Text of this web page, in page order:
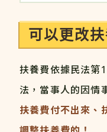
可以更改
扶養費依據民法第
法，當事人的因情
扶養費付不出來、